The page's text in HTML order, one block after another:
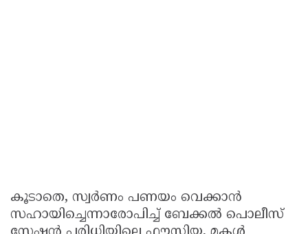
കൂടാതെ, സ്വർണം പണയം വെക്കാൻ
സഹായിച്ചെന്നാരോപിച്ച് ബേക്കല്‍ പൊലീസ്